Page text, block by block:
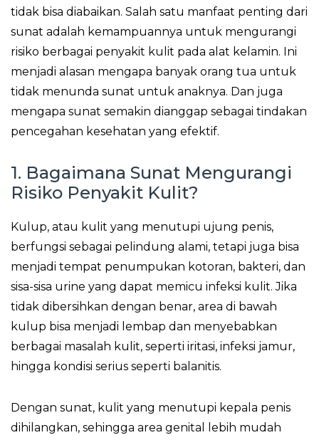
tidak bisa diabaikan. Salah satu manfaat penting dari
sunat adalah kemampuannya untuk mengurangi
risiko berbagai penyakit kulit pada alat kelamin. Ini
menjadi alasan mengapa banyak orang tua untuk
tidak menunda sunat untuk anaknya. Dan juga
mengapa sunat semakin dianggap sebagai tindakan
pencegahan kesehatan yang efektif.
1. Bagaimana Sunat Mengurangi
Risiko Penyakit Kulit?
Kulup, atau kulit yang menutupi ujung penis,
berfungsi sebagai pelindung alami, tetapi juga bisa
menjadi tempat penumpukan kotoran, bakteri, dan
sisa-sisa urine yang dapat memicu infeksi kulit. Jika
tidak dibersihkan dengan benar, area di bawah
kulup bisa menjadi lembap dan menyebabkan
berbagai masalah kulit, seperti iritasi, infeksi jamur,
hingga kondisi serius seperti balanitis.
Dengan sunat, kulit yang menutupi kepala penis
dihilangkan, sehingga area genital lebih mudah